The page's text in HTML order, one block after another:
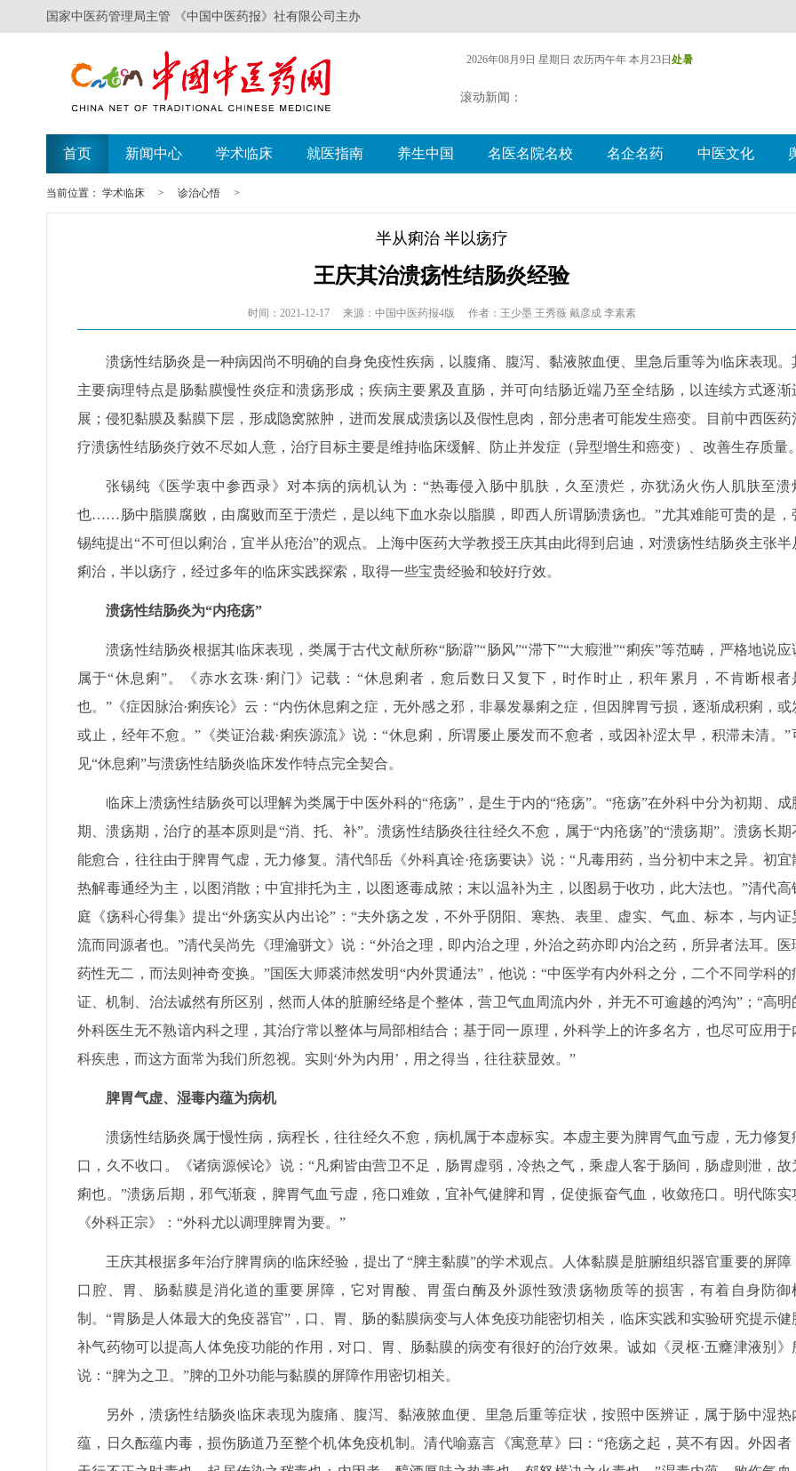
国家中医药管理局主管 《中国中医药报》社有限公司主办
2026年08月9日 星期日 农历丙午年 本月23日 处暑
滚动新闻：
首页 新闻中心 学术临床 就医指南 养生中国 名医名院名校 名企名药 中医文化
当前位置： 学术临床 > 诊治心悟 >
半从痢治 半以疡疗
王庆其治溃疡性结肠炎经验
时间：2021-12-17 来源：中国中医药报4版 作者：王少墨 王秀薇 戴彦成 李素素
溃疡性结肠炎是一种病因尚不明确的自身免疫性疾病，以腹痛、腹泻、黏液脓血便、里急后重等为临床表现。
主要病理特点是肠黏膜慢性炎症和溃疡形成；疾病主要累及直肠，并可向结肠近端乃至全结肠，以连续方式逐渐
展；侵犯黏膜及黏膜下层，形成隐窝脓肿，进而发展成溃疡以及假性息肉，部分患者可能发生癌变。目前中西医药
疗溃疡性结肠炎疗效不尽如人意，治疗目标主要是维持临床缓解、防止并发症（异型增生和癌变）、改善生存质量。
张锡纯《医学衷中参西录》对本病的病机认为：“热毒侵入肠中肌肤，久至溃烂，亦犹汤火伤人肌肤至溃
也……肠中脂膜腐败，由腐败而至于溃烂，是以纯下血水杂以脂膜，即西人所谓肠溃疡也。”尤其难能可贵的是，
锡纯提出“不可但以痢治，宜半从疮治”的观点。上海中医药大学教授王庆其由此得到启迪，对溃疡性结肠炎主张半
痢治，半以疡疗，经过多年的临床实践探索，取得一些宝贵经验和较好疗效。
溃疡性结肠炎为“内疮疡”
溃疡性结肠炎根据其临床表现，类属于古代文献所称“肠澼”“肠风”“滞下”“大瘕泄”“痢疾”等范畴，严格地说应
属于“休息痢”。《赤水玄珠·痢门》记载：“休息痢者，愈后数日又复下，时作时止，积年累月，不肯断根者
也。”《症因脉治·痢疾论》云：“内伤休息痢之症，无外感之邪，非暴发暴痢之症，但因脾胃亏损，逐渐成积痢，或
或止，经年不愈。”《类证治裁·痢疾源流》说：“休息痢，所谓屡止屡发而不愈者，或因补涩太早，积滞未清。”
见“休息痢”与溃疡性结肠炎临床发作特点完全契合。
临床上溃疡性结肠炎可以理解为类属于中医外科的“疮疡”，是生于内的“疮疡”。“疮疡”在外科中分为初期、成
期、溃疡期，治疗的基本原则是“消、托、补”。溃疡性结肠炎往往经久不愈，属于“内疮疡”的“溃疡期”。溃疡长期
能愈合，往往由于脾胃气虚，无力修复。清代邹岳《外科真诠·疮疡要诀》说：“凡毒用药，当分初中末之异。初宜
热解毒通经为主，以图消散；中宜排托为主，以图逐毒成脓；末以温补为主，以图易于收功，此大法也。”清代高
庭《疡科心得集》提出“外疡实从内出论”：“夫外疡之发，不外乎阴阳、寒热、表里、虚实、气血、标本，与内证
流而同源者也。”清代吴尚先《理瀹骈文》说：“外治之理，即内治之理，外治之药亦即内治之药，所异者法耳。医
药性无二，而法则神奇变换。”国医大师裘沛然发明“内外贯通法”，他说：“中医学有内外科之分，二个不同学科的
证、机制、治法诚然有所区别，然而人体的脏腑经络是个整体，营卫气血周流内外，并无不可逾越的鸿沟”；“高明
外科医生无不熟谙内科之理，其治疗常以整体与局部相结合；基于同一原理，外科学上的许多名方，也尽可应用于
科疾患，而这方面常为我们所忽视。实则‘外为内用’，用之得当，往往获显效。”
脾胃气虚、湿毒内蕴为病机
溃疡性结肠炎属于慢性病，病程长，往往经久不愈，病机属于本虚标实。本虚主要为脾胃气血亏虚，无力修复
口，久不收口。《诸病源候论》说：“凡痢皆由营卫不足，肠胃虚弱，冷热之气，乘虚人客于肠间，肠虚则泄，故
痢也。”溃疡后期，邪气渐衰，脾胃气血亏虚，疮口难敛，宜补气健脾和胃，促使振奋气血，收敛疮口。明代陈实
《外科正宗》：“外科尤以调理脾胃为要。”
王庆其根据多年治疗脾胃病的临床经验，提出了“脾主黏膜”的学术观点。人体黏膜是脏腑组织器官重要的屏障
口腔、胃、肠黏膜是消化道的重要屏障，它对胃酸、胃蛋白酶及外源性致溃疡物质等的损害，有着自身防御
制。“胃肠是人体最大的免疫器官”，口、胃、肠的黏膜病变与人体免疫功能密切相关，临床实践和实验研究提示健
补气药物可以提高人体免疫功能的作用，对口、胃、肠黏膜的病变有很好的治疗效果。诚如《灵枢·五癃津液别》
说：“脾为之卫。”脾的卫外功能与黏膜的屏障作用密切相关。
另外，溃疡性结肠炎临床表现为腹痛、腹泻、黏液脓血便、里急后重等症状，按照中医辨证，属于肠中湿热
蕴，日久酝蕴内毒，损伤肠道乃至整个机体免疫机制。清代喻嘉言《寓意草》曰：“疮疡之起，莫不有因。外因者